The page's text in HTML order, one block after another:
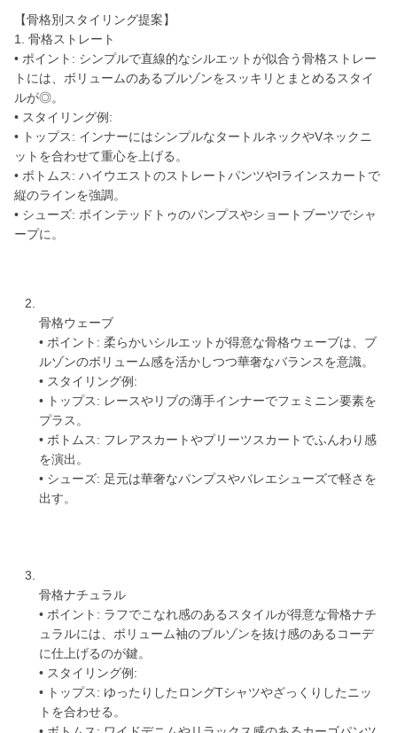
【骨格別スタイリング提案】
1. 骨格ストレート
• ポイント: シンプルで直線的なシルエットが似合う骨格ストレー
トには、ボリュームのあるブルゾンをスッキリとまとめるスタイ
ルが◎。
• スタイリング例:
• トップス: インナーにはシンプルなタートルネックやVネックニ
ットを合わせて重心を上げる。
• ボトムス: ハイウエストのストレートパンツやIラインスカートで
縦のラインを強調。
• シューズ: ポインテッドトゥのパンプスやショートブーツでシャ
ープに。
骨格ウェーブ
• ポイント: 柔らかいシルエットが得意な骨格ウェーブは、ブ
ルゾンのボリューム感を活かしつつ華奢なバランスを意識。
• スタイリング例:
• トップス: レースやリブの薄手インナーでフェミニン要素を
プラス。
• ボトムス: フレアスカートやプリーツスカートでふんわり感
を演出。
• シューズ: 足元は華奢なパンプスやバレエシューズで軽さを
出す。
骨格ナチュラル
• ポイント: ラフでこなれ感のあるスタイルが得意な骨格ナチ
ュラルには、ボリューム袖のブルゾンを抜け感のあるコーデ
に仕上げるのが鍵。
• スタイリング例:
• トップス: ゆったりしたロングTシャツやざっくりしたニッ
トを合わせる。